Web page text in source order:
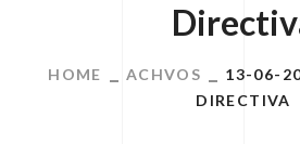
HOME ACHVOS
13-06-
DIRECTIVA